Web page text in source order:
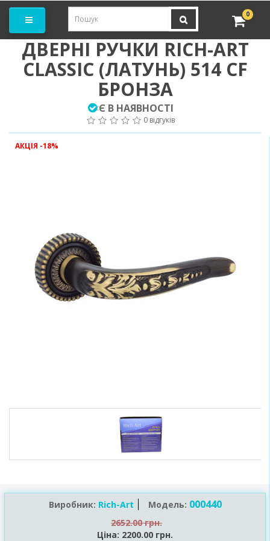
0
ДВЕРНІ РУЧКИ RICH-ART
CLASSIC (ЛАТУНЬ) 514 CF
БРОНЗА
:Є В НАЯВНОСТІ
0 відгуків
АКЦІЯ -18%
Виробник: Rich-Art Модель: 000440
2652.00 грн.
Ціна: 2200.00 грн.